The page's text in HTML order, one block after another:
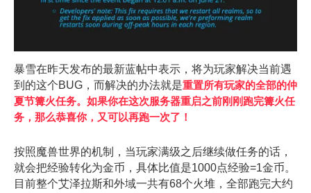
暴雪在昨天发布的最新蓝帖中表示，将为玩家解决当前遇
到的这个BUG，而解决的办法就是重置所有玩家的全部的仲
夏节篝火任务。如果你在这次服务器重启之前刚刚跑完篝火任
务，那么恭喜你，又可以再跑一次了！
按照魔兽世界的机制，当玩家满级之后继续做任务的话，
就会把经验转化为金币，具体比值是1000点经验=1金币。
目前整个艾泽拉斯和外域一共有68个火堆，全部跑完大约